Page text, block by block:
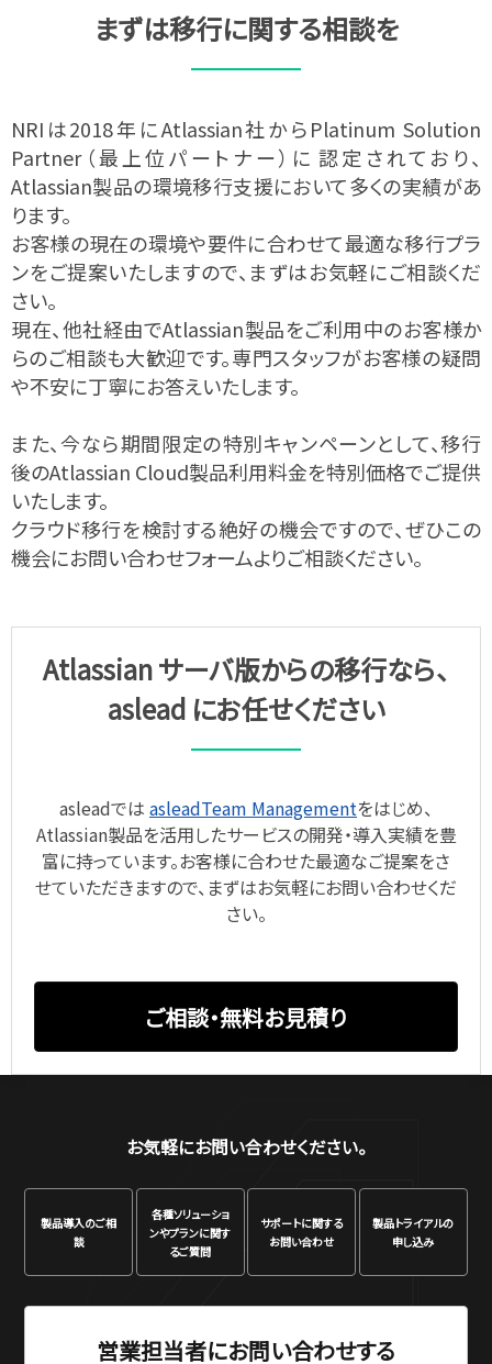
まずは​移行に​関する​相談を​
NRIは2018年にAtlassian社からPlatinum Solution
Partner（最上位パートナー）に​認定されており、
Atlassian製品の環境移行支援において多くの実績があ
ります。
お客様の​現在の​環境や​要件に​合わせて​最適な​移行プラ
ンを​ご提案いたしますので、​まずは​お気軽に​ご相談くだ
さい。​
現在、他社経由でAtlassian製品をご利用中のお客様か
らのご相談も大歓迎です。​専門スタッフが​お客様の​疑問
や​不安に​丁寧に​お答え​いたします。​
また、今なら​期間限定の​特別キャンペーンとして、移行
後のAtlassian Cloud製品利用料金を特別価格でご提供
いたします。​​
クラウド移行を​検討する​絶好の​機会ですので、​ぜひこの
機会に​お問い​合わせフォームより​ご相談ください。
Atlassian サーバ版からの移行なら、
aslead にお任せください
asleadでは asleadTeam Managementをはじめ、
Atlassian製品を活用したサービスの開発・導入実績を豊
富に持っています。お客様に合わせた最適なご提案をさ
せていただきますので、まずはお気軽にお問い合わせくだ
さい。
ご相談・無料お見積り
お気軽にお問い合わせください。
製品導入のご相
談
各種ソリューショ
ンやプランに関す
るご質問
サポートに関する
お問い合わせ
製品トライアルの
申し込み
営業担当者にお問い合わせする